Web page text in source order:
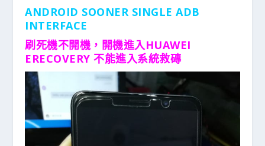
ANDROID SOONER SINGLE ADB
INTERFACE
刷死機不開機，開機進入HUAWEI
ERECOVERY 不能進入系統救磚